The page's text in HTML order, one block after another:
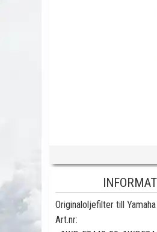
Originaloljefilter till
Art.nr: